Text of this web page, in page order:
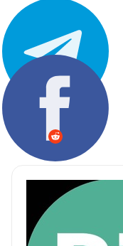
Teilen: